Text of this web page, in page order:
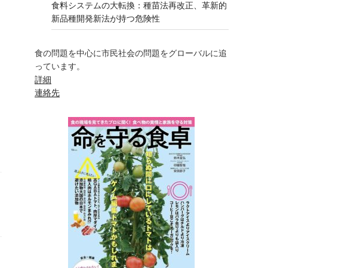
食料システムの大転換：種苗法再改正、革新的
新品種開発新法が持つ危険性
食の問題を中心に市民社会の問題をグローバルに追
っています。
詳細
連絡先